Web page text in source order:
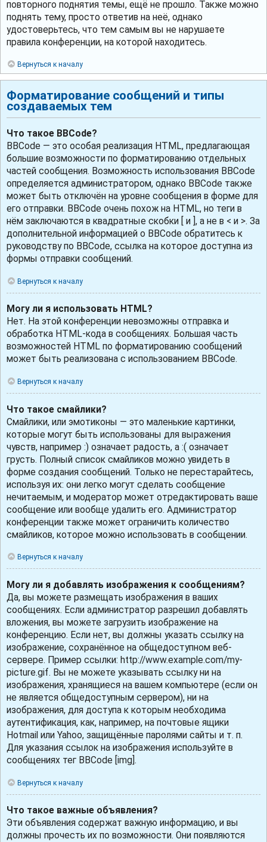
повторного поднятия темы, ещё не прошло. Также можно
поднять тему, просто ответив на неё, однако
удостоверьтесь, что тем самым вы не нарушаете
правила конференции, на которой находитесь.
Вернуться к началу
Форматирование сообщений и типы
создаваемых тем
Что такое BBCode?
BBCode — это особая реализация HTML, предлагающая
большие возможности по форматированию отдельных
частей сообщения. Возможность использования BBCode
определяется администратором, однако BBCode также
может быть отключён на уровне сообщения в форме для
его отправки. BBCode очень похож на HTML, но теги в
нём заключаются в квадратные скобки [ и ], а не в < и >. За
дополнительной информацией о BBCode обратитесь к
руководству по BBCode, ссылка на которое доступна из
формы отправки сообщений.
Вернуться к началу
Могу ли я использовать HTML?
Нет. На этой конференции невозможны отправка и
обработка HTML-кода в сообщениях. Большая часть
возможностей HTML по форматированию сообщений
может быть реализована с использованием BBCode.
Вернуться к началу
Что такое смайлики?
Смайлики, или эмотиконы — это маленькие картинки,
которые могут быть использованы для выражения
чувств, например :) означает радость, а :( означает
грусть. Полный список смайликов можно увидеть в
форме создания сообщений. Только не перестарайтесь,
используя их: они легко могут сделать сообщение
нечитаемым, и модератор может отредактировать ваше
сообщение или вообще удалить его. Администратор
конференции также может ограничить количество
смайликов, которое можно использовать в сообщении.
Вернуться к началу
Могу ли я добавлять изображения к сообщениям?
Да, вы можете размещать изображения в ваших
сообщениях. Если администратор разрешил добавлять
вложения, вы можете загрузить изображение на
конференцию. Если нет, вы должны указать ссылку на
изображение, сохранённое на общедоступном веб-
сервере. Пример ссылки: http://www.example.com/my-
picture.gif. Вы не можете указывать ссылку ни на
изображения, хранящиеся на вашем компьютере (если он
не является общедоступным сервером), ни на
изображения, для доступа к которым необходима
аутентификация, как, например, на почтовые ящики
Hotmail или Yahoo, защищённые паролями сайты и т. п.
Для указания ссылок на изображения используйте в
сообщениях тег BBCode [img].
Вернуться к началу
Что такое важные объявления?
Эти объявления содержат важную информацию, и вы
должны прочесть их по возможности. Они появляются